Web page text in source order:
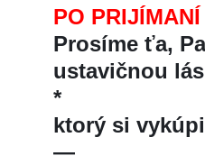
PO PRIJÍMANÍ
Prosíme ťa,
ustavičnou
*
ktorý si
—